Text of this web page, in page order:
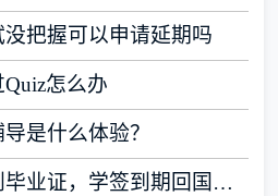
把握可以申请延期吗
怎么办
是什么体验？
儿子在加拿大末拿到毕业证，学签到期回国了有办法补救吗